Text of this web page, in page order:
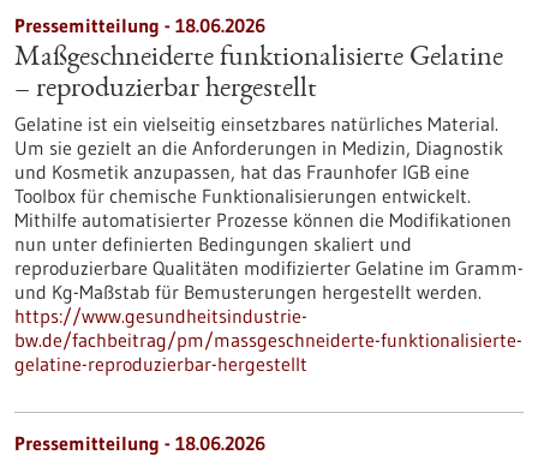
Pressemitteilung - 18.06.2026
Maßgeschneiderte funktionalisierte Gelatine
– reproduzierbar hergestellt
Gelatine ist ein vielseitig einsetzbares natürliches Material.
Um sie gezielt an die Anforderungen in Medizin, Diagnostik
und Kosmetik anzupassen, hat das Fraunhofer IGB eine
Toolbox für chemische Funktionalisierungen entwickelt.
Mithilfe automatisierter Prozesse können die Modifikationen
nun unter definierten Bedingungen skaliert und
reproduzierbare Qualitäten modifizierter Gelatine im Gramm-
und Kg-Maßstab für Bemusterungen hergestellt werden.
https://www.gesundheitsindustrie-
bw.de/fachbeitrag/pm/massgeschneiderte-funktionalisierte-
gelatine-reproduzierbar-hergestellt
Pressemitteilung - 18.06.2026